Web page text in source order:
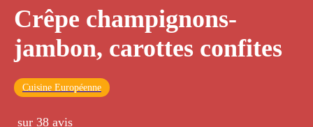
Crêpe champignons-
jambon, carottes confites
Cuisine Européenne
sur 38 avis